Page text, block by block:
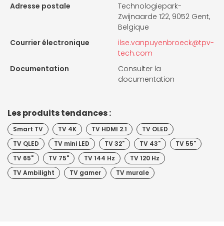
Adresse postale
Technologiepark-
Zwijnaarde 122, 9052 Gent,
Belgique
Courrier électronique
ilse.vanpuyenbroeck@tpv-
tech.com
Documentation
Consulter la
documentation
Les produits tendances :
Smart TV TV 4K TV HDMI 2.1
TV OLED
TV QLED
TV mini LED TV 32" TV 43"
TV 55"
TV 65"
TV 75" TV 144 Hz
TV 120 Hz
TV Ambilight
TV gamer TV murale